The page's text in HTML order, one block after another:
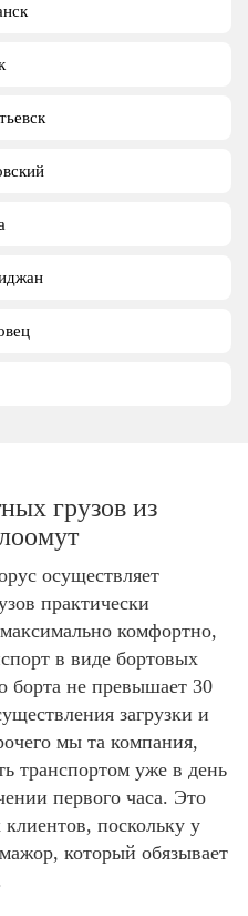
грузов из
осуществляет
практически
комфортно,
в виде бортовых
борта не превышает 30
загрузки и
мы та компания,
транспортом уже в день
первого часа. Это
поскольку у
который обязывает